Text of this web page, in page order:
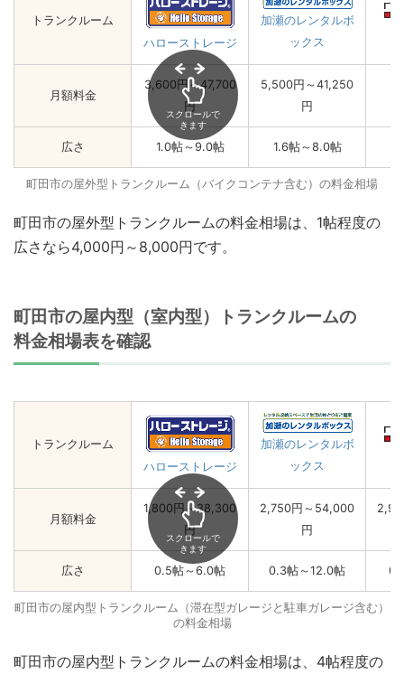
トランクルーム
ハローストレージ
加瀬のレンタルボ
ックス
月額料金
3,600円～47,700
円
5,500円～41,250
円
広さ 1.0帖～9.0帖 1.6帖～8.0帖
スクロールで
きます
町田市の屋外型トランクルーム（バイクコンテナ含む）の料金相場
町田市の屋外型トランクルームの料金相場は、1帖程度の
広さなら4,000円～8,000円です。
町田市の屋内型（室内型）トランクルームの
料金相場表を確認
トランクルーム
ハローストレージ
加瀬のレンタルボ
ックス
月額料金
1,800円～38,300
円
2,750円～54,000
円
広さ 0.5帖～6.0帖 0.3帖～12.0帖
スクロールで
きます
町田市の屋内型トランクルーム（滞在型ガレージと駐車ガレージ含む）
の料金相場
町田市の屋内型トランクルームの料金相場は、4帖程度の